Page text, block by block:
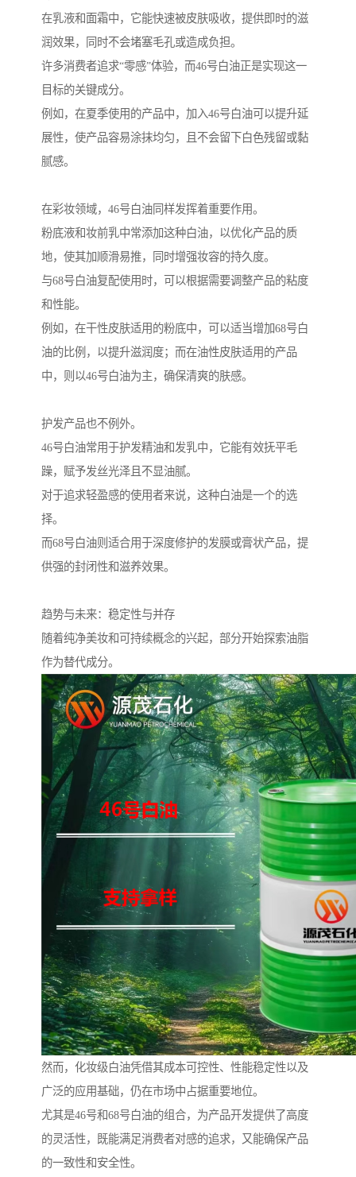
在乳液和面霜中，它能快速被皮肤吸收，提供即时的滋
润效果，同时不会堵塞毛孔或造成负担。
许多消费者追求“零感”体验，而46号白油正是实现这一
目标的关键成分。
例如，在夏季使用的产品中，加入46号白油可以提升延
展性，使产品容易涂抹均匀，且不会留下白色残留或黏
腻感。
在彩妆领域，46号白油同样发挥着重要作用。
粉底液和妆前乳中常添加这种白油，以优化产品的质
地，使其加顺滑易推，同时增强妆容的持久度。
与68号白油复配使用时，可以根据需要调整产品的粘度
和性能。
例如，在干性皮肤适用的粉底中，可以适当增加68号白
油的比例，以提升滋润度；而在油性皮肤适用的产品
中，则以46号白油为主，确保清爽的肤感。
护发产品也不例外。
46号白油常用于护发精油和发乳中，它能有效抚平毛
躁，赋予发丝光泽且不显油腻。
对于追求轻盈感的使用者来说，这种白油是一个的选
择。
而68号白油则适合用于深度修护的发膜或膏状产品，提
供强的封闭性和滋养效果。
趋势与未来：稳定性与并存
随着纯净美妆和可持续概念的兴起，部分开始探索油脂
作为替代成分。
然而，化妆级白油凭借其成本可控性、性能稳定性以及
广泛的应用基础，仍在市场中占据重要地位。
尤其是46号和68号白油的组合，为产品开发提供了高度
的灵活性，既能满足消费者对感的追求，又能确保产品
的一致性和安全性。